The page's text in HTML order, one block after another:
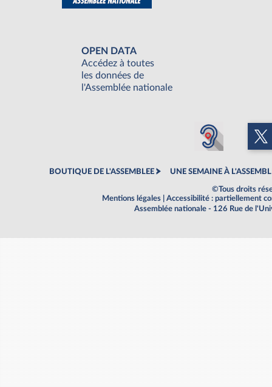
OPEN DATA
Accédez à toutes
les données de
l'Assemblée nationale
BOUTIQUE DE L'ASSEMBLEE UNE SEMAINE À
©Tous droits
Mentions légales
Accessibilité : partiellement
Assemblée nationale - 126 Rue de